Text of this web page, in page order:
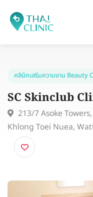
คลินิกเสริมความงาม
SC Skinclub
213/7 Asoke
Khlong Toei Nuea,